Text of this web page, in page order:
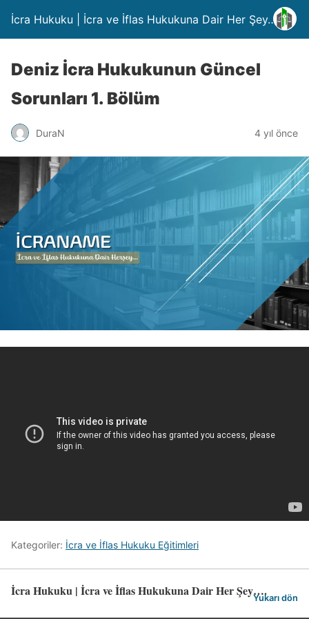
İcra Hukuku | İcra ve İflas Hukukuna Dair Her Şey….
Deniz İcra Hukukunun Güncel
Sorunları 1. Bölüm
DuraN 4 yıl önce
Kategoriler: İcra ve İflas Hukuku Eğitimleri
İcra Hukuku | İcra ve İflas Hukukuna Dair Her Şey….Yukarı dön